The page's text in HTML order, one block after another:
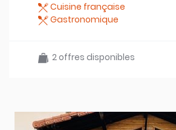
Cuisine française
Gastronomique
2 offres disponibles